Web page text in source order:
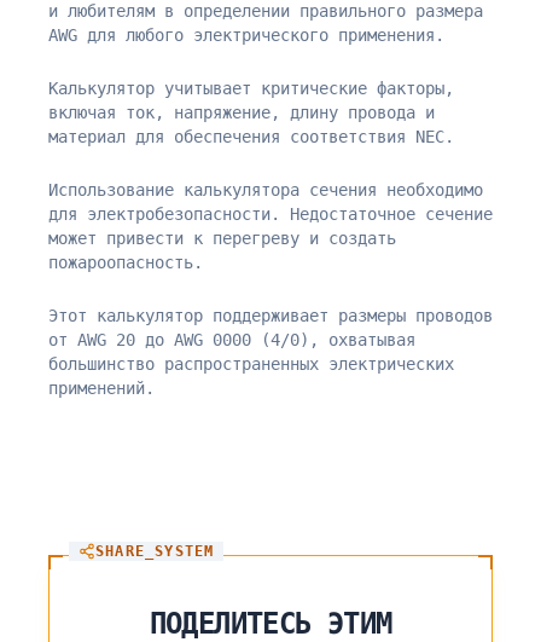
и любителям в определении правильного размера
AWG для любого электрического применения.
Калькулятор учитывает критические факторы,
включая ток, напряжение, длину провода и
материал для обеспечения соответствия NEC.
Использование калькулятора сечения необходимо
для электробезопасности. Недостаточное сечение
может привести к перегреву и создать
пожароопасность.
Этот калькулятор поддерживает размеры проводов
от AWG 20 до AWG 0000 (4/0), охватывая
большинство распространенных электрических
применений.
SHARE_SYSTEM
ПОДЕЛИТЕСЬ ЭТИМ